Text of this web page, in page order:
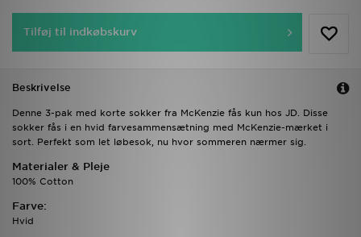
Tilføj til indkøbskurv
Beskrivelse
Denne 3-pak med korte sokker fra McKenzie fås kun hos JD. Disse
sokker fås i en hvid farvesammensætning med McKenzie-mærket i
sort. Perfekt som let løbesok, nu hvor sommeren nærmer sig.
Materialer & Pleje
100% Cotton
Farve:
Hvid